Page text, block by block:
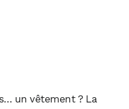
un vêtement ? La